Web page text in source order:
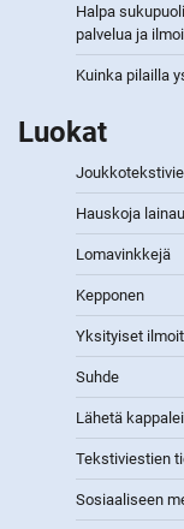
Halpa
palvelua ja
Kuinka pilailla
Luokat
Hauskoja
Lomavinkkejä
Kepponen
Yksityiset
Suhde
Lähetä
Tekstiviestien
Sosiaaliseen